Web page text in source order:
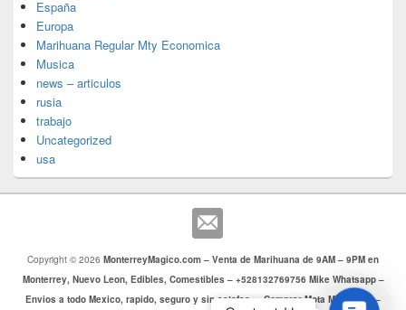
España
Europa
Marihuana Regular Mty Economica
Musica
news – articulos
rusia
trabajo
Uncategorized
usa
Copyright © 2026 MonterreyMagico.com – Venta de Marihuana de 9AM – 9PM en
Monterrey, Nuevo Leon, Edibles, Comestibles – +528132769756 Mike Whatsapp –
Envios a todo Mexico, rapido, seguro y sin estafas. – Comprar Mota Monterrey –